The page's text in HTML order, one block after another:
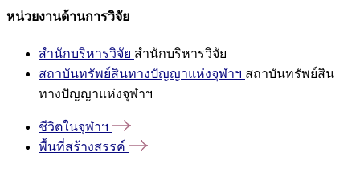
หน่วยงานด้านการวิจัย
สำนักบริหารวิจัย สำนักบริหารวิจัย
สถาบันทรัพย์สินทางปัญญาแห่งจุฬาฯ สถาบันทรัพย์สิน
ทางปัญญาแห่งจุฬาฯ
ชีวิตในจุฬาฯ
พื้นที่สร้างสรรค์